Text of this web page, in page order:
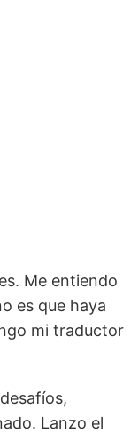
Me entiendo
es que haya
mi traductor
Lanzo el